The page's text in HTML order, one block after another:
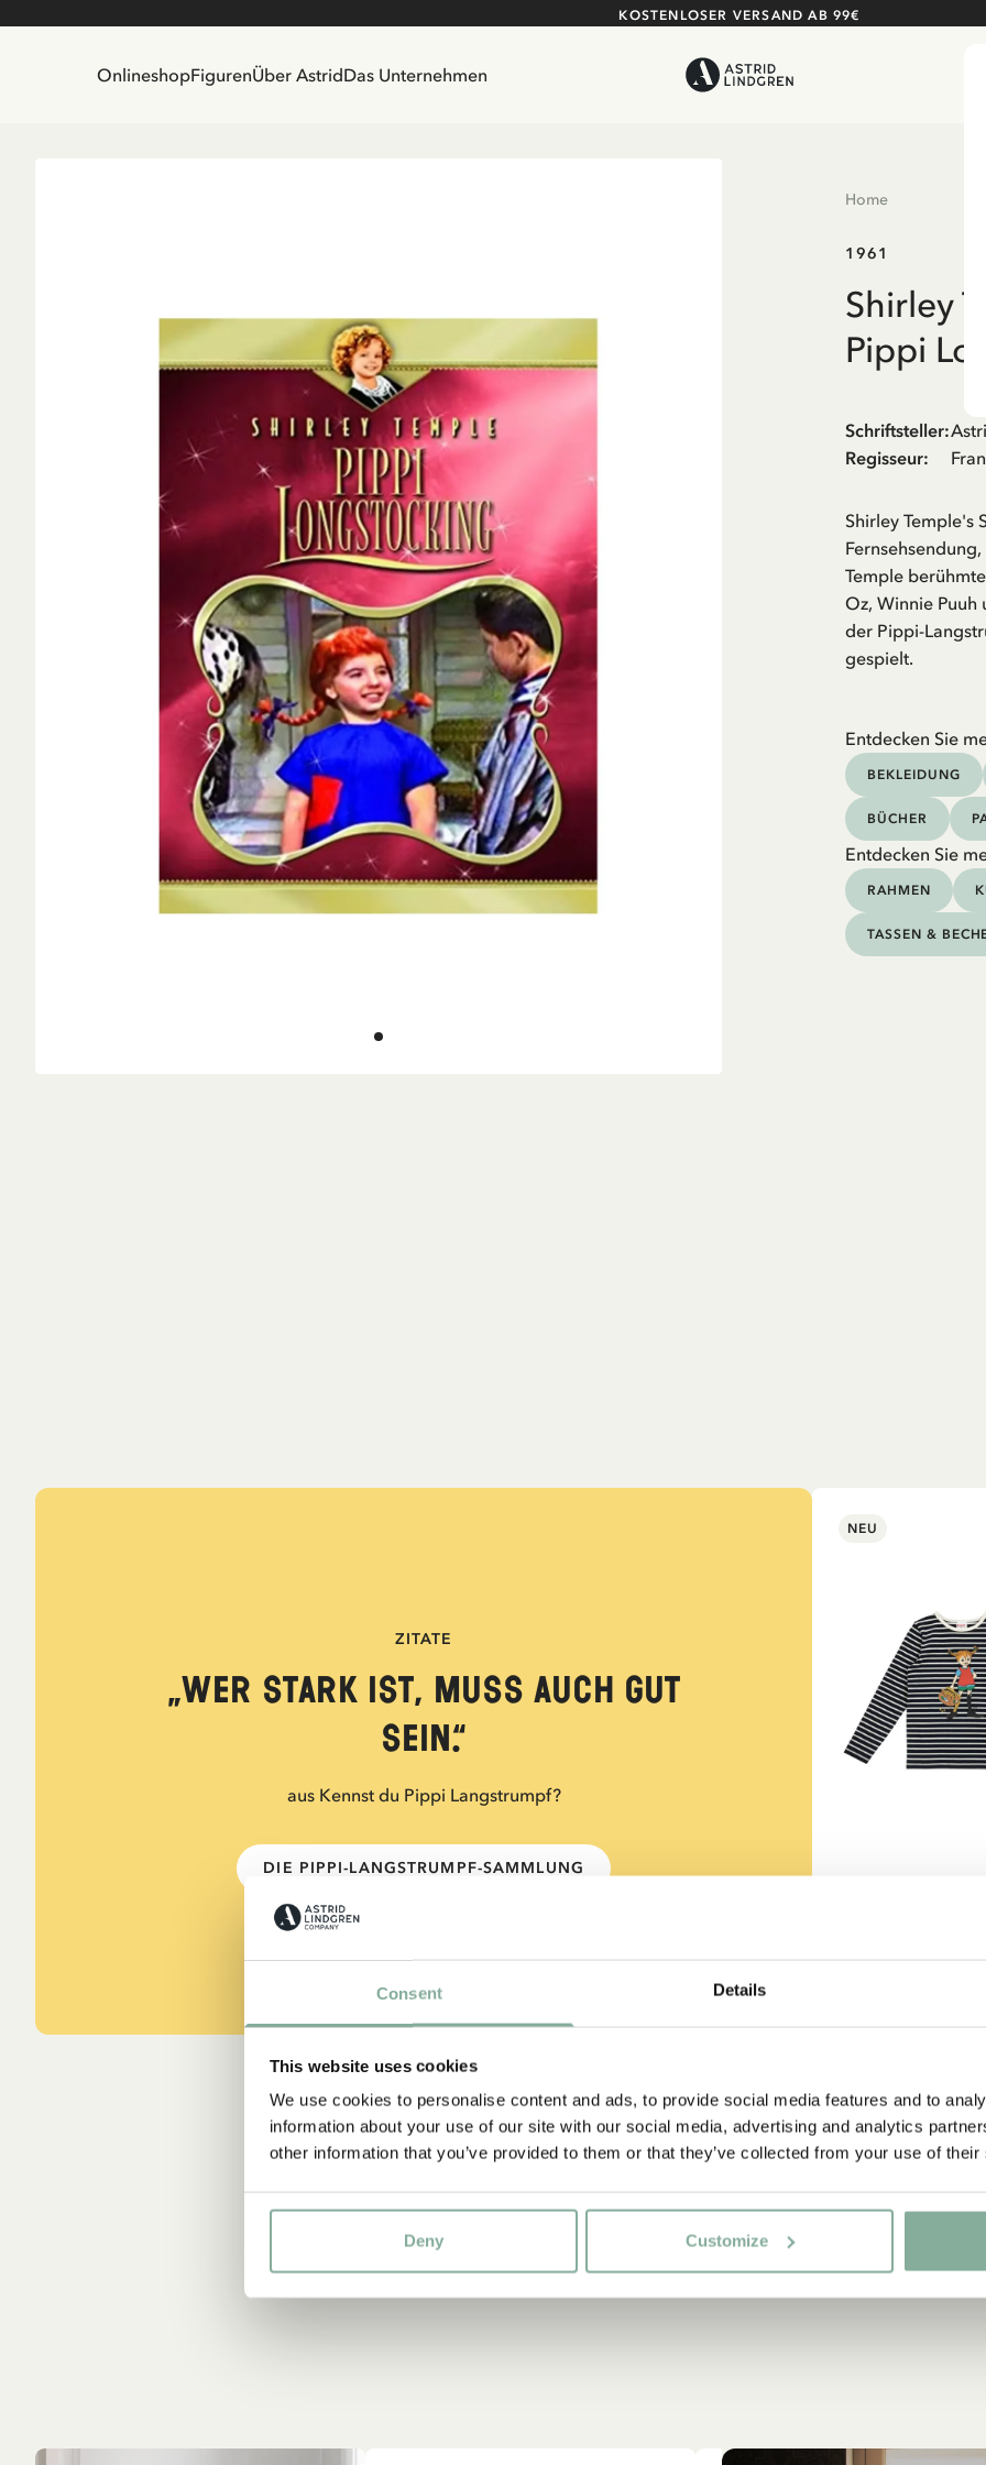
Consent Details
This website uses cookies
We use cookies to personalise content and ads, to provide social media features and to
information about your use of our site with our social media, advertising and analytics
other information that you’ve provided to them or that they’ve collected from your use of
Deny Customize
KOSTENLOSER VERSAND AB 99€
OnlineshopFigurenÜber AstridDas Unternehmen
Home
1961
Shirley
Pippi
Schriftsteller:
Regisseur:
Shirley Temple's
Temple
Oz, Winnie
der Pippi-
gespielt.
Entdecken Sie
BEKLEIDUNG
BÜCHER
Entdecken Sie
RAHMEN
TASSEN &
ZITATE
„Wer stark ist, muss auch gut
sein.“
aus Kennst du Pippi Langstrumpf?
DIE PIPPI-LANGSTRUMPF-SAMMLUNG
NEU